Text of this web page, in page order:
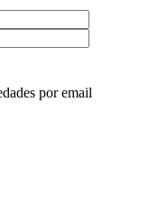
por email